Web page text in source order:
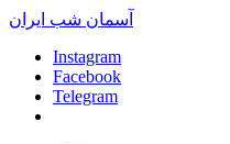
آسمان شب ایران
Instagram
Facebook
Telegram